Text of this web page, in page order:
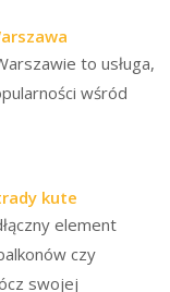
to usługa,
wśród
kute
element
czy
swojej